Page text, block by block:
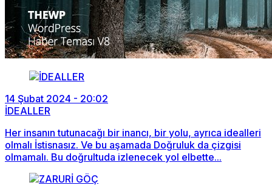
14 Şubat 2024 - 20:02
İDEALLER
Her insanın tutunacağı bir inancı, bir yolu, ayrıca idealleri
olmalı İstisnasız. Ve bu aşamada Doğruluk da çizgisi
olmamalı. Bu doğrultuda izlenecek yol elbette...